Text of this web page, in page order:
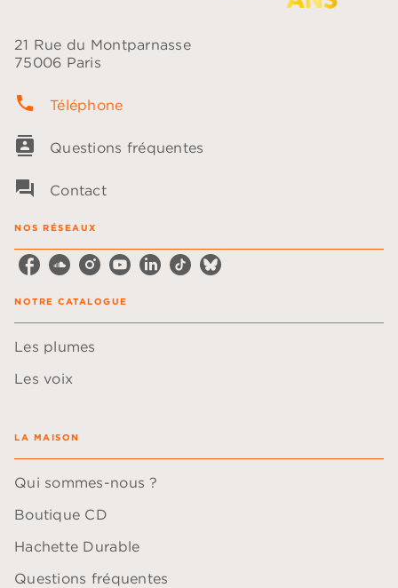
21 Rue du Montparnasse
75006 Paris
phone Téléphone
contacts Questions fréquentes
question_answer Contact
NOS RÉSEAUX
NOTRE CATALOGUE
Les plumes
Les voix
LA MAISON
Qui sommes-nous ?
Boutique CD
Hachette Durable
Questions fréquentes